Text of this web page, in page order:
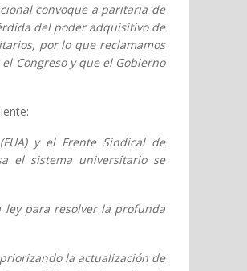
convoque a paritaria de
del poder adquisitivo de
por lo que reclamamos
Congreso y que el Gobierno
y el Frente Sindical de
el sistema universitario se
ley para resolver la profunda
la actualización de